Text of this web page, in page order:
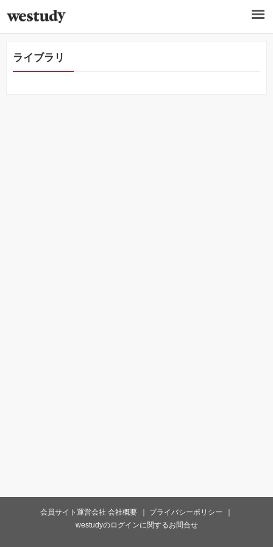
ライブラリ
会員サイト運営会社 会社概要
プライバシーポリシー
westudyのログインに関するお問合せ